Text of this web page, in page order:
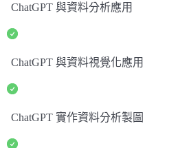
ChatGPT 與資料分析應用
ChatGPT 與資料視覺化應用
ChatGPT 實作資料分析製圖